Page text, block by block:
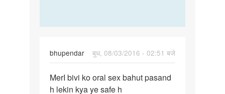
bhupendar
बुध, 08/03/2016 - 02:51 बजे
MerI
bivi
MerI bivi ko oral sex bahut pasand
h lekin kya ye safe h